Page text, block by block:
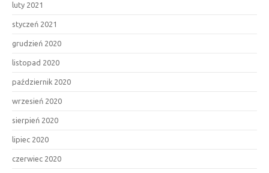
luty 2021
styczeń 2021
grudzień 2020
listopad 2020
październik 2020
wrzesień 2020
sierpień 2020
lipiec 2020
czerwiec 2020